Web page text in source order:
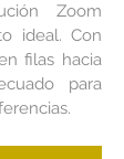
Zoom
ideal. Con
filas hacia
para